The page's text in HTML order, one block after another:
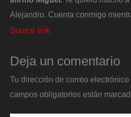
Alejandro. Cuenta conmigo
Source link
Deja un comentario
Tu dirección de correo electrónico
campos obligatorios están